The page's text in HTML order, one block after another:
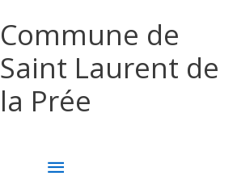
Commune de
Saint Laurent de
la Prée
MENU